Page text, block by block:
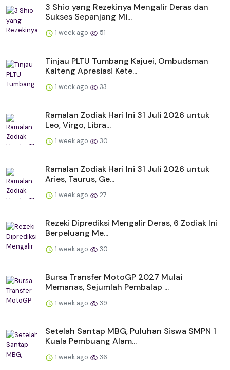
3 Shio yang Rezekinya Mengalir Deras dan
Sukses Sepanjang Mi...
1 week ago 51
Tinjau PLTU Tumbang Kajuei, Ombudsman
Kalteng Apresiasi Kete...
1 week ago 33
Ramalan Zodiak Hari Ini 31 Juli 2026 untuk
Leo, Virgo, Libra...
1 week ago 30
Ramalan Zodiak Hari Ini 31 Juli 2026 untuk
Aries, Taurus, Ge...
1 week ago 27
Rezeki Diprediksi Mengalir Deras, 6 Zodiak Ini
Berpeluang Me...
1 week ago 30
Bursa Transfer MotoGP 2027 Mulai
Memanas, Sejumlah Pembalap ...
1 week ago 39
Setelah Santap MBG, Puluhan Siswa SMPN 1
Kuala Pembuang Alam...
1 week ago 36